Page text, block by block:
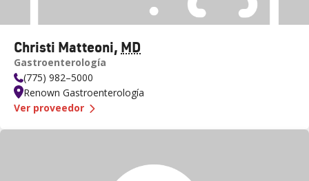
Christi Matteoni, MD
Gastroenterología
(775) 982–5000
Renown Gastroenterología
Ver proveedor — Dra.